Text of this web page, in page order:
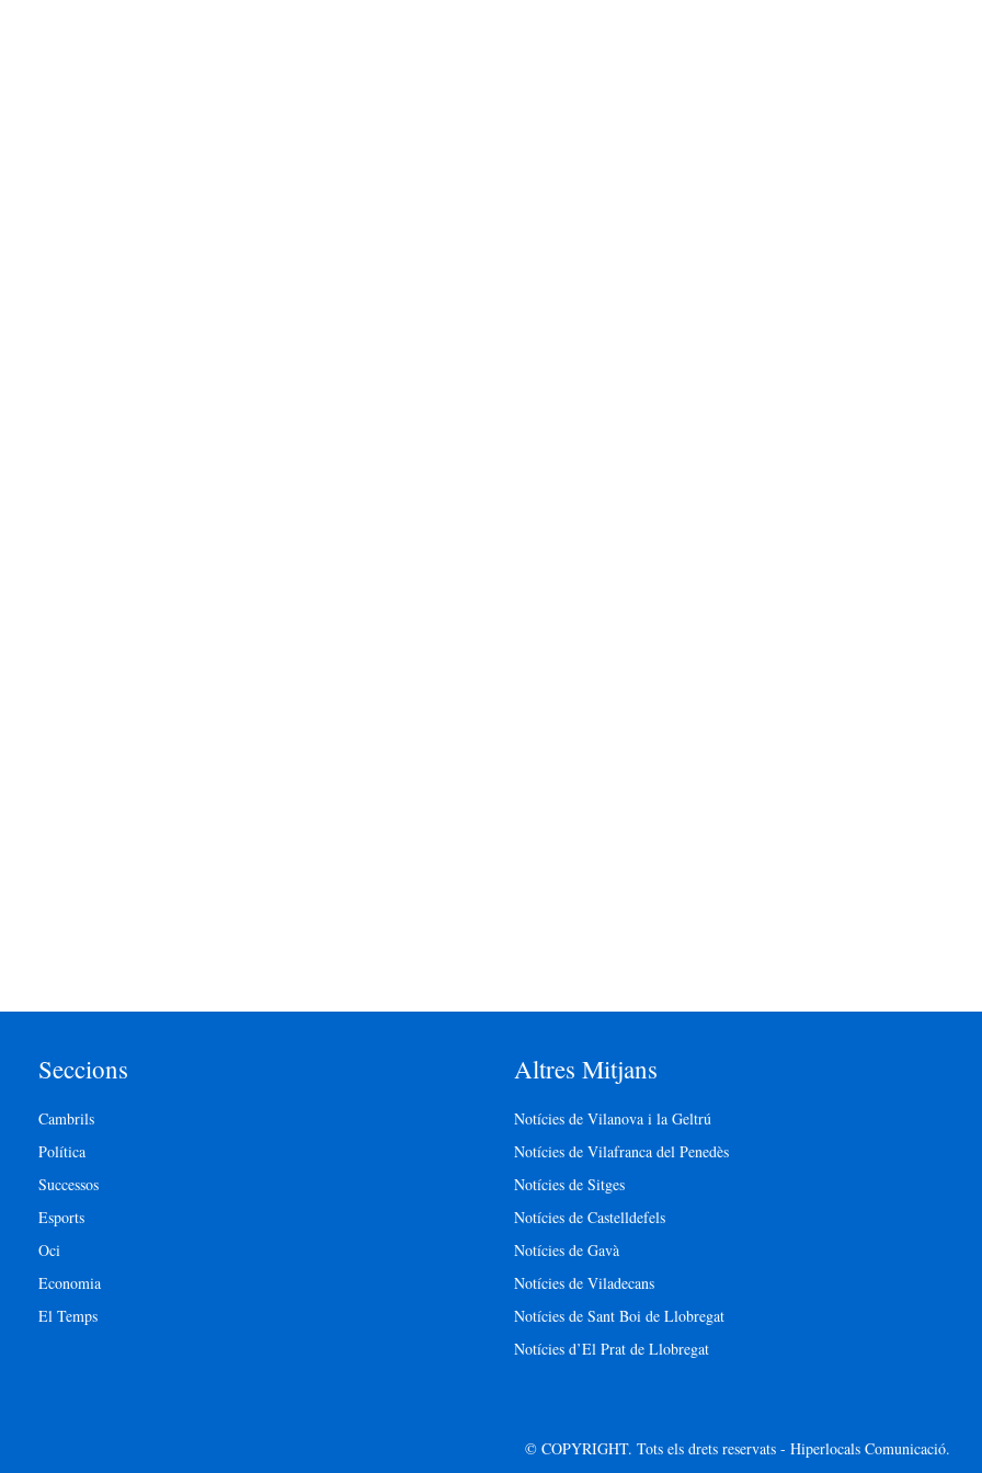
Seccions
Cambrils
Política
Successos
Esports
Oci
Economia
El Temps
Altres Mitjans
Notícies de Vilanova i la Geltrú
Notícies de Vilafranca del Penedès
Notícies de Sitges
Notícies de Castelldefels
Notícies de Gavà
Notícies de Viladecans
Notícies de Sant Boi de Llobregat
Notícies d’El Prat de Llobregat
© COPYRIGHT. Tots els drets reservats - Hiperlocals Comunicació.